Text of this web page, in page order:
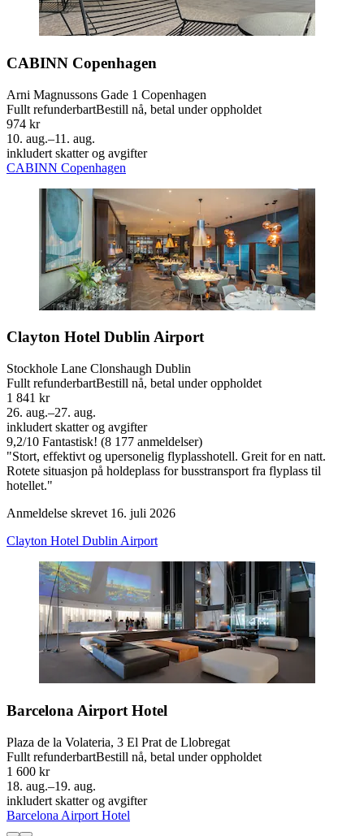
CABINN Copenhagen
Arni Magnussons Gade 1 Copenhagen
Fullt refunderbartBestill nå, betal under oppholdet
974 kr
10. aug.–11. aug.
inkludert skatter og avgifter
CABINN Copenhagen
Clayton Hotel Dublin Airport
Stockhole Lane Clonshaugh Dublin
Fullt refunderbartBestill nå, betal under oppholdet
1 841 kr
26. aug.–27. aug.
inkludert skatter og avgifter
9,2/10 Fantastisk! (8 177 anmeldelser)
"Stort, effektivt og upersonelig flyplasshotell. Greit for en natt.
Rotete situasjon på holdeplass for busstransport fra flyplass til
hotellet."
Anmeldelse skrevet 16. juli 2026
Clayton Hotel Dublin Airport
Barcelona Airport Hotel
Plaza de la Volateria, 3 El Prat de Llobregat
Fullt refunderbartBestill nå, betal under oppholdet
1 600 kr
18. aug.–19. aug.
inkludert skatter og avgifter
Barcelona Airport Hotel